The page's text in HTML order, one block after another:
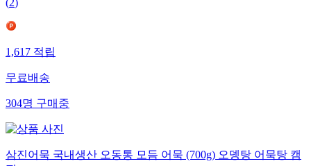
(2)
1,617적립
무료배송
304명구매중
삼진어묵 국내생산 오동통 모듬 어묵 (700g) 오뎅탕 어묵탕 캠